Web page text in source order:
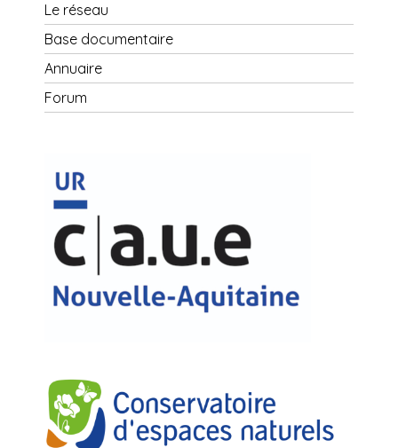
Le réseau
Base documentaire
Annuaire
Forum